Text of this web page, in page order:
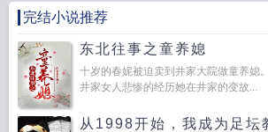
完结小说推荐
东北往事之童养媳
十岁的春妮被迫卖到井家大院做童养媳
井家女人悲惨的经历她在井家的变故...
从1998开始，我成为足坛